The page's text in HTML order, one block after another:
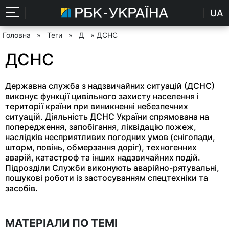
UA
Головна » Теги » Д » ДСНС
ДСНС
Державна служба з надзвичайних ситуацій (ДСНС)
виконує функції цивільного захисту населення і
території країни при виникненні небезпечних
ситуацій. Діяльність ДСНС України спрямована на
попередження, запобігання, ліквідацію пожеж,
наслідків несприятливих погодних умов (снігопади,
шторм, повінь, обмерзання доріг), техногенних
аварій, катастроф та інших надзвичайних подій.
Підрозділи Служби виконують аварійно-рятувальні,
пошукові роботи із застосуванням спецтехніки та
засобів.
МАТЕРІАЛИ ПО ТЕМІ